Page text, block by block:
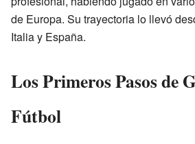
de Europa. Su trayectoria lo llevó
Italia y España.
Los Primeros Pasos de
Fútbol